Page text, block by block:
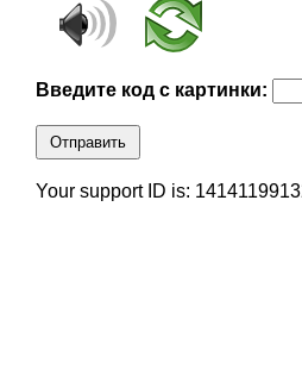
Введите код с картинки:
Отправить
Your support ID is: